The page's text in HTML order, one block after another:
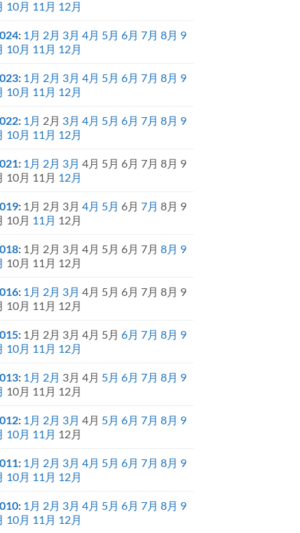
10月 11月 12月
: 1月 2月 3月 4月 5月 6月 7月 8月 9
10月 11月 12月
: 1月 2月 3月 4月 5月 6月 7月 8月 9
10月 11月 12月
: 1月 2月 3月 4月 5月 6月 7月 8月 9
10月 11月 12月
: 1月 2月 3月 4月 5月 6月 7月 8月 9
10月 11月 12月
: 1月 2月 3月 4月 5月 6月 7月 8月 9
10月 11月 12月
: 1月 2月 3月 4月 5月 6月 7月 8月 9
10月 11月 12月
: 1月 2月 3月 4月 5月 6月 7月 8月 9
10月 11月 12月
: 1月 2月 3月 4月 5月 6月 7月 8月 9
10月 11月 12月
: 1月 2月 3月 4月 5月 6月 7月 8月 9
10月 11月 12月
: 1月 2月 3月 4月 5月 6月 7月 8月 9
10月 11月 12月
: 1月 2月 3月 4月 5月 6月 7月 8月 9
10月 11月 12月
: 1月 2月 3月 4月 5月 6月 7月 8月 9
10月 11月 12月